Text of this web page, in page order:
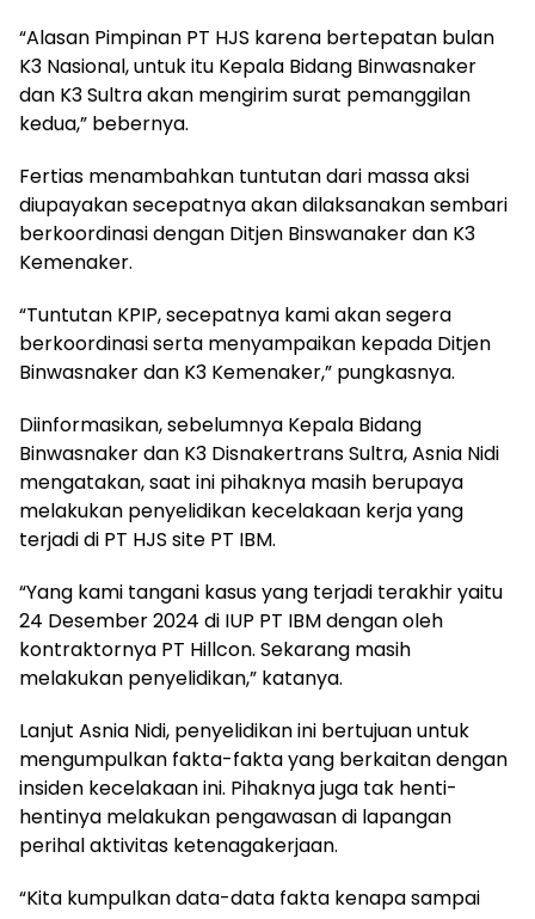
“Alasan Pimpinan PT HJS karena bertepatan bulan
K3 Nasional, untuk itu Kepala Bidang Binwasnaker
dan K3 Sultra akan mengirim surat pemanggilan
kedua,” bebernya.
Fertias menambahkan tuntutan dari massa aksi
diupayakan secepatnya akan dilaksanakan sembari
berkoordinasi dengan Ditjen Binswanaker dan K3
Kemenaker.
“Tuntutan KPIP, secepatnya kami akan segera
berkoordinasi serta menyampaikan kepada Ditjen
Binwasnaker dan K3 Kemenaker,” pungkasnya.
Diinformasikan, sebelumnya Kepala Bidang
Binwasnaker dan K3 Disnakertrans Sultra, Asnia Nidi
mengatakan, saat ini pihaknya masih berupaya
melakukan penyelidikan kecelakaan kerja yang
terjadi di PT HJS site PT IBM.
“Yang kami tangani kasus yang terjadi terakhir yaitu
24 Desember 2024 di IUP PT IBM dengan oleh
kontraktornya PT Hillcon. Sekarang masih
melakukan penyelidikan,” katanya.
Lanjut Asnia Nidi, penyelidikan ini bertujuan untuk
mengumpulkan fakta-fakta yang berkaitan dengan
insiden kecelakaan ini. Pihaknya juga tak henti-
hentinya melakukan pengawasan di lapangan
perihal aktivitas ketenagakerjaan.
“Kita kumpulkan data-data fakta kenapa sampai